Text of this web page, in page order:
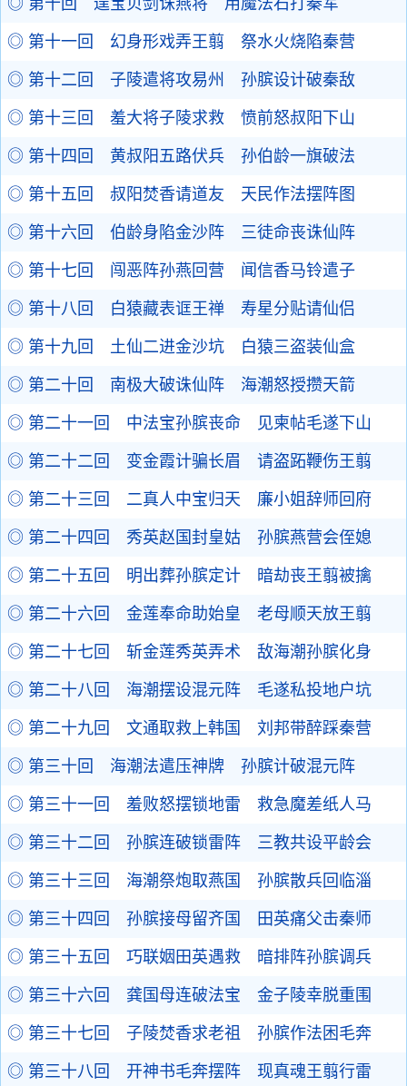
◎ 第十回 逞宝贝剑诛燕将 用魔法石打秦军
◎ 第十一回 幻身形戏弄王翦 祭水火烧陷秦营
◎ 第十二回 子陵遣将攻易州 孙膑设计破秦敌
◎ 第十三回 羞大将子陵求救 愤前怒叔阳下山
◎ 第十四回 黄叔阳五路伏兵 孙伯龄一旗破法
◎ 第十五回 叔阳焚香请道友 天民作法摆阵图
◎ 第十六回 伯龄身陷金沙阵 三徒命丧诛仙阵
◎ 第十七回 闯恶阵孙燕回营 闻信香马铃遣子
◎ 第十八回 白猿藏表诓王禅 寿星分贴请仙侣
◎ 第十九回 土仙二进金沙坑 白猿三盗装仙盒
◎ 第二十回 南极大破诛仙阵 海潮怒授攒天箭
◎ 第二十一回 中法宝孙膑丧命 见柬帖毛遂下山
◎ 第二十二回 变金霞计骗长眉 请盗跖鞭伤王翦
◎ 第二十三回 二真人中宝归天 廉小姐辞师回府
◎ 第二十四回 秀英赵国封皇姑 孙膑燕营会侄媳
◎ 第二十五回 明出葬孙膑定计 暗劫丧王翦被擒
◎ 第二十六回 金莲奉命助始皇 老母顺天放王翦
◎ 第二十七回 斩金莲秀英弄术 敌海潮孙膑化身
◎ 第二十八回 海潮摆设混元阵 毛遂私投地户坑
◎ 第二十九回 文通取救上韩国 刘邦带醉踩秦营
◎ 第三十回 海潮法遣压神牌 孙膑计破混元阵
◎ 第三十一回 羞败怒摆锁地雷 救急魔差纸人马
◎ 第三十二回 孙膑连破锁雷阵 三教共设平龄会
◎ 第三十三回 海潮祭炮取燕国 孙膑散兵回临淄
◎ 第三十四回 孙膑接母留齐国 田英痛父击秦师
◎ 第三十五回 巧联姻田英遇救 暗排阵孙膑调兵
◎ 第三十六回 龚国母连破法宝 金子陵幸脱重围
◎ 第三十七回 子陵焚香求老祖 孙膑作法困毛奔
◎ 第三十八回 开神书毛奔摆阵 现真魂王翦行雷